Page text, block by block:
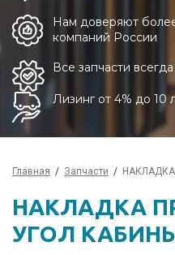
Нам доверяют
компаний России
Все запчасти
Лизинг от 4% до 10
Главная Запчасти НАКЛАДКА
НАКЛАДКА
УГОЛ КАБИНЫ